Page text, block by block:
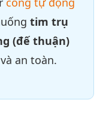
tim trụ
(đế thuận)
an toàn.